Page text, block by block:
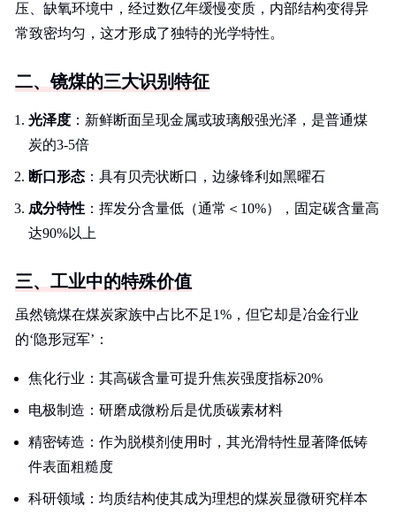
压、缺氧环境中，经过数亿年缓慢变质，内部结构变得异
常致密均匀，这才形成了独特的光学特性。
二、镜煤的三大识别特征
光泽度 ：新鲜断面呈现金属或玻璃般强光泽，是普通煤
炭的3-5倍
断口形态 ：具有贝壳状断口，边缘锋利如黑曜石
成分特性 ：挥发分含量低（通常＜10%），固定碳含量高
达90%以上
三、工业中的特殊价值
虽然镜煤在煤炭家族中占比不足1%，但它却是冶金行业
的‘隐形冠军’：
焦化行业：其高碳含量可提升焦炭强度指标20%
电极制造：研磨成微粉后是优质碳素材料
精密铸造：作为脱模剂使用时，其光滑特性显著降低铸
件表面粗糙度
科研领域：均质结构使其成为理想的煤炭显微研究样本